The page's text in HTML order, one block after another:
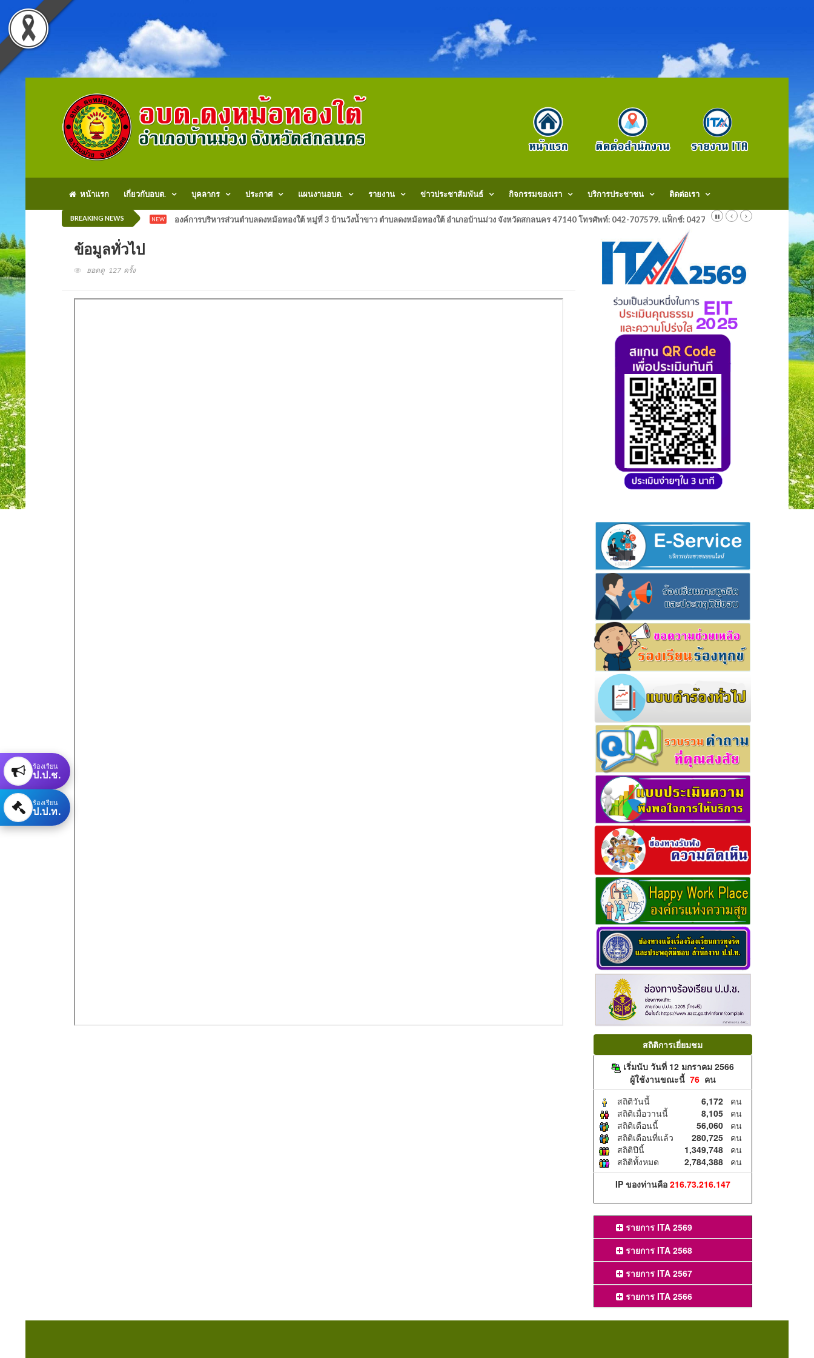
หน้าแรก เกี่ยวกับอบต. บุคลากร ประกาศ แผนงานอบต. รายงาน ข่าวประชาสัมพันธ์ กิจกรรมของเรา บริการประชาชน ติดต่อเรา
BREAKING NEWS NEW องค์การบริหารส่วนตำบลดงหม้อทองใต้ หมู่ที่ 3 บ้านวังน้ำขาว ตำบลดงหม้อทองใต้ อำเภอบ้านม่วง จังหวัดสกลนคร 47140 โทรศัพท์: 042-707579. แฟ็กช์: 042707579 E-Mail:
ข้อมูลทั่วไป
ยอดดู 127 ครั้ง
สถิติการเยี่ยมชม
เริ่มนับ วันที่ 12 มกราคม 2566
ผู้ใช้งานขณะนี้ 76คน
สถิติวันนี้
6,172คน
สถิติเมื่อวานนี้
8,105คน
สถิติเดือนนี้
56,060คน
สถิติเดือนที่แล้ว
280,725คน
สถิติปีนี้
1,349,748คน
สถิติทั้งหมด
2,784,388คน
IP ของท่านคือ 216.73.216.147
รายการ ITA 2569
รายการ ITA 2568
รายการ ITA 2567
รายการ ITA 2566
ร้องเรียน
ป.ป.ช.
ร้องเรียน
ป.ป.ท.